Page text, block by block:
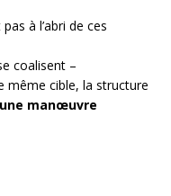
à l’abri de ces
coalisent –
même cible, la structure
manœuvre